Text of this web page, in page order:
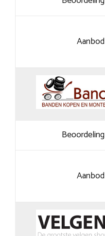
Aanbod
Beoordeling
Aanbod